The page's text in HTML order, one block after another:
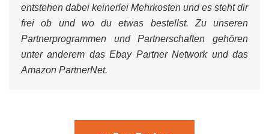
entstehen dabei keinerlei Mehrkosten und es steht dir
frei ob und wo du etwas bestellst. Zu unseren
Partnerprogrammen und Partnerschaften gehören
unter anderem das Ebay Partner Network und das
Amazon PartnerNet.